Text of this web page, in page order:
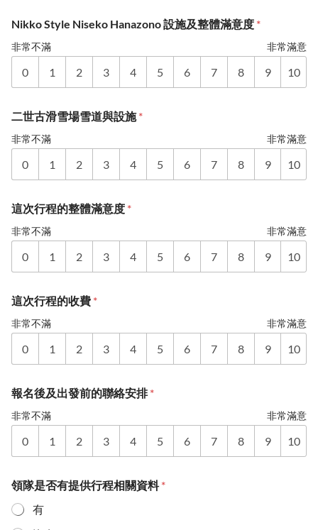
Nikko Style Niseko Hanazono 設施及整體滿意度 *
非常不滿 非常滿意
0 1 2 3 4 5 6 7 8 9 10
二世古滑雪場雪道與設施*
非常不滿 非常滿意
0 1 2 3 4 5 6 7 8 9 10
這次行程的整體滿意度 *
非常不滿 非常滿意
0 1 2 3 4 5 6 7 8 9 10
這次行程的收費 *
非常不滿 非常滿意
0 1 2 3 4 5 6 7 8 9 10
報名後及出發前的聯絡安排*
非常不滿 非常滿意
0 1 2 3 4 5 6 7 8 9 10
領隊是否有提供行程相關資料*
有